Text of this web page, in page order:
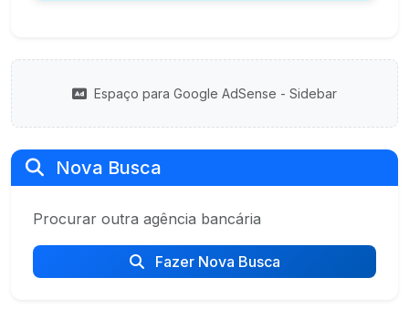
Espaço para Google AdSense - Sidebar
Nova Busca
Procurar outra agência bancária
Fazer Nova Busca